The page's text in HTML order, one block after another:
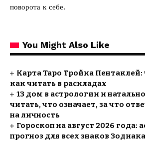
поворота к себе.
You Might Also Like
Карта Таро Тройка Пентаклей:
как читать в раскладах
13 дом в астрологии и
читать, что означает, за что
на личность
Гороскоп на август 2026 года:
прогноз для всех знаков Зодиака